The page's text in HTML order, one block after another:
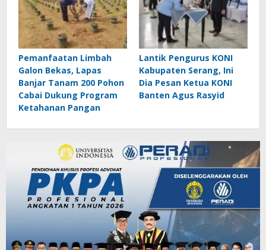
Pemanfaatan Limbah
Galon Bekas, Lapas
Banjar Tanam 200 Pohon
Cabai Dukung Program
Ketahanan Pangan
Lantik Pengurus KONI
Kabupaten Serang, Ini
Dia Pesan Ketua KONI
Banten Agus Rasyid